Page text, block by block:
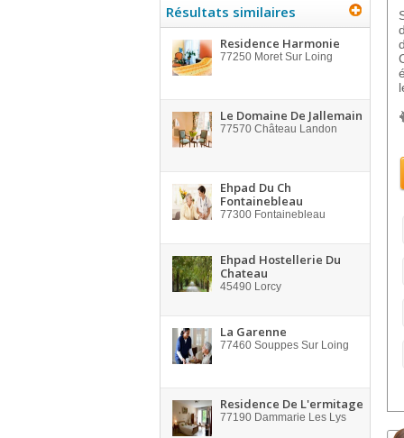
Résultats similaires
Residence Harmonie
77250 Moret Sur Loing
Le Domaine De Jallemain
77570 Château Landon
Ehpad Du Ch
Fontainebleau
77300 Fontainebleau
Ehpad Hostellerie Du
Chateau
45490 Lorcy
La Garenne
77460 Souppes Sur Loing
Residence De L'ermitage
77190 Dammarie Les Lys